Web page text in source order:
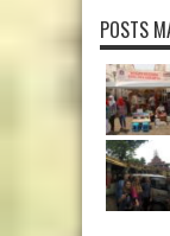
POSTS